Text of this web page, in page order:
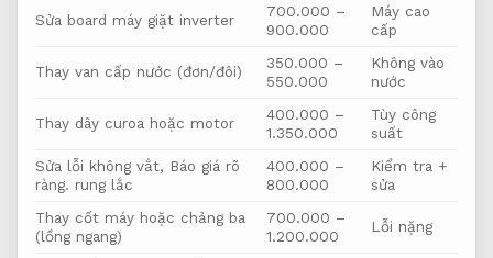
Sửa board máy giặt inverter
700.000 –
900.000
Máy cao
cấp
Thay van cấp nước (đơn/đôi)
350.000 –
550.000
Không vào
nước
Thay dây curoa hoặc motor
400.000 –
1.350.000
Tùy công
suất
Sửa lỗi không vắt, Báo giá rõ
ràng. rung lắc
400.000 –
800.000
Kiểm tra +
sửa
Thay cốt máy hoặc chảng ba
(lồng ngang)
700.000 –
1.200.000
Lỗi nặng